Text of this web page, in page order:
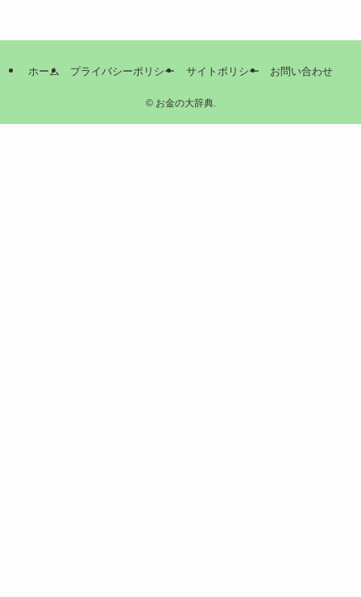
ホーム プライバシーポリシー サイトポリシー お問い合わせ
©お金の大辞典.